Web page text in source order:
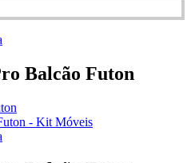
Balcão Futon